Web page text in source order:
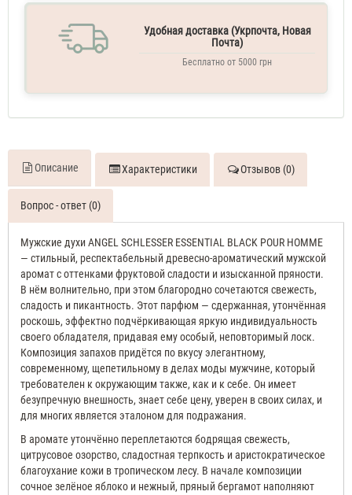
Удобная доставка (Укрпочта, Новая
Почта)
Бесплатно от 5000 грн
Описание Характеристики Отзывов (0)
Вопрос - ответ (0)
Мужские духи ANGEL SCHLESSER ESSENTIAL BLACK POUR HOMME
— стильный, респектабельный древесно-ароматический мужской
аромат с оттенками фруктовой сладости и изысканной пряности.
В нём волнительно, при этом благородно сочетаются свежесть,
сладость и пикантность. Этот парфюм — сдержанная, утончённая
роскошь, эффектно подчёркивающая яркую индивидуальность
своего обладателя, придавая ему особый, неповторимый лоск.
Композиция запахов придётся по вкусу элегантному,
современному, щепетильному в делах моды мужчине, который
требователен к окружающим также, как и к себе. Он имеет
безупречную внешность, знает себе цену, уверен в своих силах, и
для многих является эталоном для подражания.
В аромате утончённо переплетаются бодрящая свежесть,
цитрусовое озорство, сладостная терпкость и аристократическое
благоухание кожи в тропическом лесу. В начале композиции
сочное зелёное яблоко и нежный, пряный бергамот наполняют